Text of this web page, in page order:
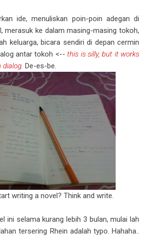
ide, menuliskan poin-poin adegan di
merasuk ke dalam masing-masing tokoh,
keluarga, bicara sendiri di depan cermin
antar tokoh <--this is silly, but it works
De-es-be.
writing a novel? Think and write.
ini selama kurang lebih 3 bulan, mulai lah
tersering Rhein adalah typo. Hahaha..